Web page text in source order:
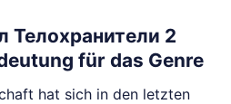
Телохранители 2
für das Genre
hat sich in den letzten